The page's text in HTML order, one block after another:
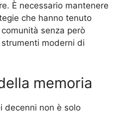
È necessario mantenere
che hanno tenuto
senza però
moderni di
memoria
decenni non è solo